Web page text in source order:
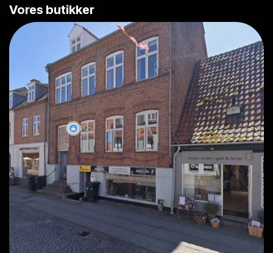
Vores butikker